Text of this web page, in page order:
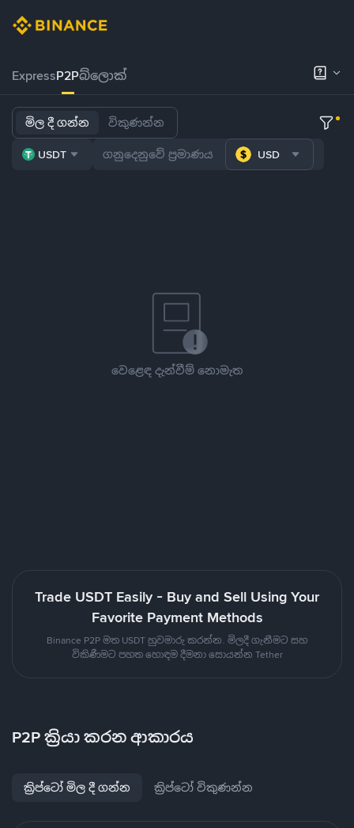
ExpressP2Pබ්ලොක්
මිල දී ගන්න විකුණන්න
USDT USD
වෙළෙඳ දැන්වීම් නොමැත
Trade USDT Easily - Buy and Sell Using Your
Favorite Payment Methods
Binance P2P මත USDT හුවමාරු කරන්න. මිලදී ගැනීමට සහ
විකිණීමට පහත හොඳම දීමනා සොයන්න Tether
P2P ක්‍රියා කරන ආකාරය
ක්‍රිප්ටෝ මිල දී ගන්න ක්‍රිප්ටෝ විකුණන්න